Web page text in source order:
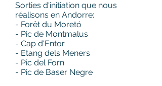
Sorties d'initiation que nous
réalisons en Andorre:
- Forêt du Moretó
- Pic de Montmalus
- Cap d'Entor
- Etang dels Meners
- Pic del Forn
- Pic de Baser Negre